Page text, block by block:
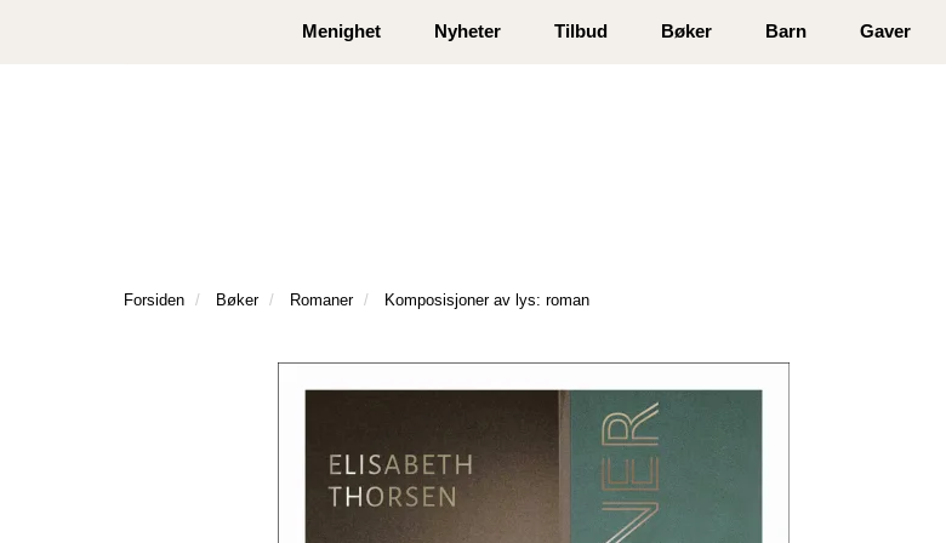
Åpningstider Logg inn eller registrer deg
Menighet Nyheter Tilbud Bøker Barn Gaver
Forsiden Bøker Romaner Komposisjoner av lys: roman